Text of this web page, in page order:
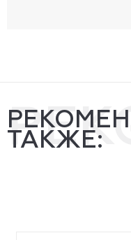
ТАКЖЕ: